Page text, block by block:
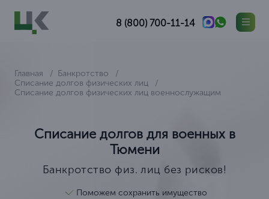
8 (800) 700-11-14
Главная
Банкротство
Списание долгов физических лиц
Списание долгов физических лиц военнослужащим
Списание долгов для военных в
Тюмени
Банкротство физ. лиц без рисков!
Поможем сохранить имущество